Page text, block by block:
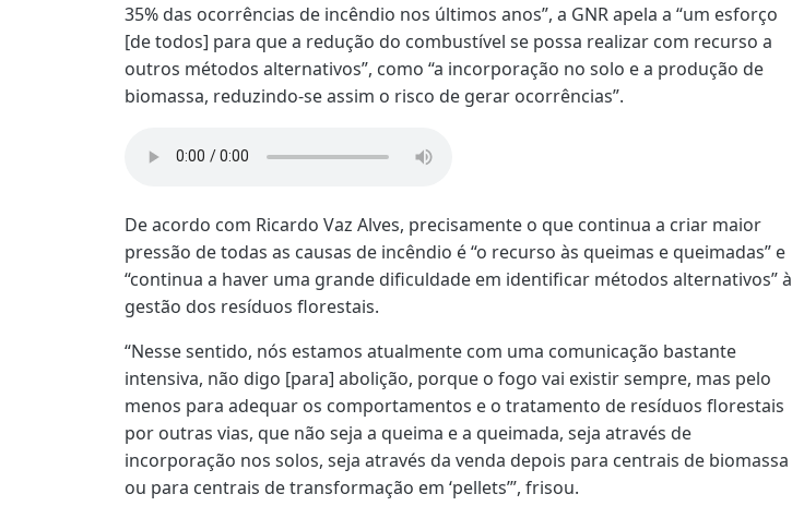
35% das ocorrências de incêndio nos últimos anos”, a GNR apela a “um esforço
[de todos] para que a redução do combustível se possa realizar com recurso a
outros métodos alternativos”, como “a incorporação no solo e a produção de
biomassa, reduzindo-se assim o risco de gerar ocorrências”.
De acordo com Ricardo Vaz Alves, precisamente o que continua a criar maior
pressão de todas as causas de incêndio é “o recurso às queimas e queimadas” e
“continua a haver uma grande dificuldade em identificar métodos alternativos” à
gestão dos resíduos florestais.
“Nesse sentido, nós estamos atualmente com uma comunicação bastante
intensiva, não digo [para] abolição, porque o fogo vai existir sempre, mas pelo
menos para adequar os comportamentos e o tratamento de resíduos florestais
por outras vias, que não seja a queima e a queimada, seja através de
incorporação nos solos, seja através da venda depois para centrais de biomassa
ou para centrais de transformação em ‘pellets’”, frisou.